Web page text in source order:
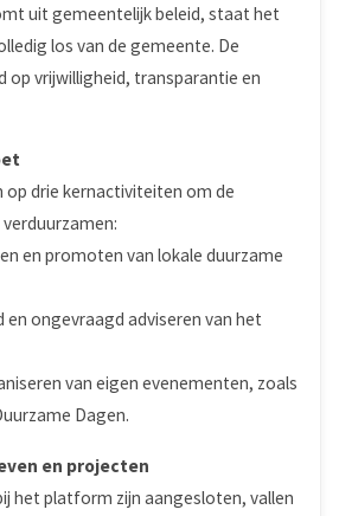
uit gemeentelijk beleid, staat het
los van de gemeente. De
op vrijwilligheid, transparantie en
drie kernactiviteiten om de
en promoten van lokale duurzame
en ongevraagd adviseren van het
van eigen evenementen, zoals
Dagen.
en projecten
het platform zijn aangesloten, vallen